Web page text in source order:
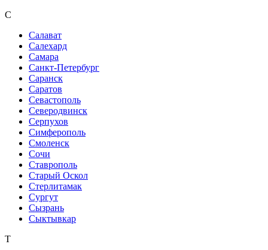
С
Салават
Салехард
Самара
Санкт-Петербург
Саранск
Саратов
Севастополь
Северодвинск
Серпухов
Симферополь
Смоленск
Сочи
Ставрополь
Старый Оскол
Стерлитамак
Сургут
Сызрань
Сыктывкар
Т